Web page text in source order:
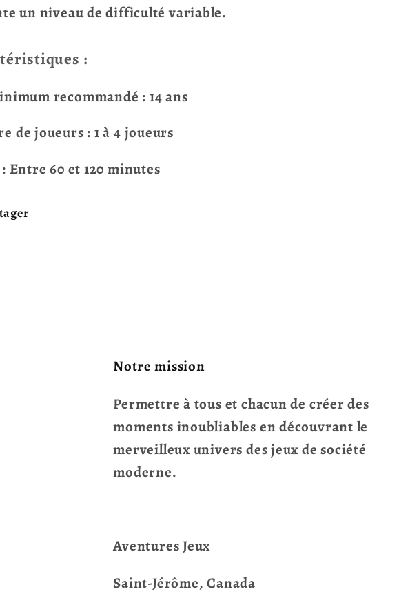
un niveau de difficulté variable.
:
recommandé : 14 ans
de joueurs : 1 à 4 joueurs
Entre 60 et 120 minutes
Notre mission
Permettre à tous et chacun de créer des
moments inoubliables en découvrant le
merveilleux univers des jeux de société
moderne.
Aventures Jeux
Saint-Jérôme, Canada